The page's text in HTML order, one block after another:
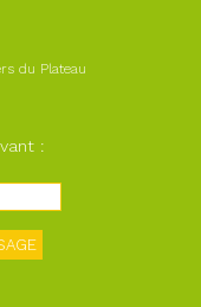
du Plateau
: